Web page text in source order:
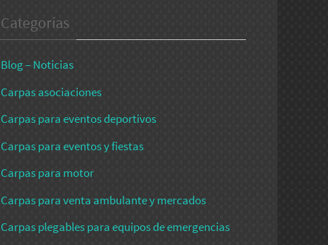
Categorías
Blog – Noticias
Carpas asociaciones
Carpas para eventos deportivos
Carpas para eventos y fiestas
Carpas para motor
Carpas para venta ambulante y mercados
Carpas plegables para equipos de emergencias